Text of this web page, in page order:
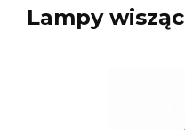
Lampy